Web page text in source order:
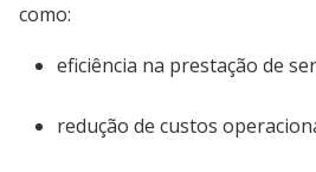
como:
eficiência na prestação de
redução de custos